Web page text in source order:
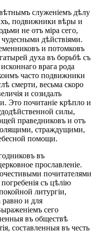
служеніемъ дѣлу
подвижники вѣры и
не отъ міра сего,
дѣйствіями.
и потомковъ
духа въ борьбѣ съ
врага рода
часто подвижники
смерти, весьма скоро
и созидалъ
Это почитаніе крѣпло и
силы,
праведниковъ и отъ
страждущими,
помощи.
въ
прославленіе.
почитателями
съ цѣлію
литургіи,
равно и для
сего
въ обществѣ
составленныя въ честь